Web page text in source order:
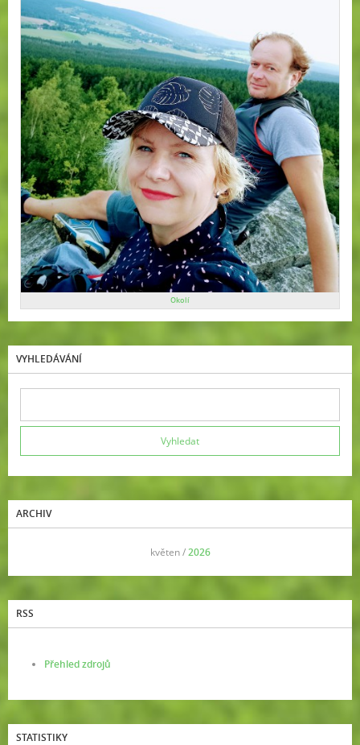
Okolí
VYHLEDÁVÁNÍ
ARCHIV
květen /2026
RSS
Přehled zdrojů
STATISTIKY